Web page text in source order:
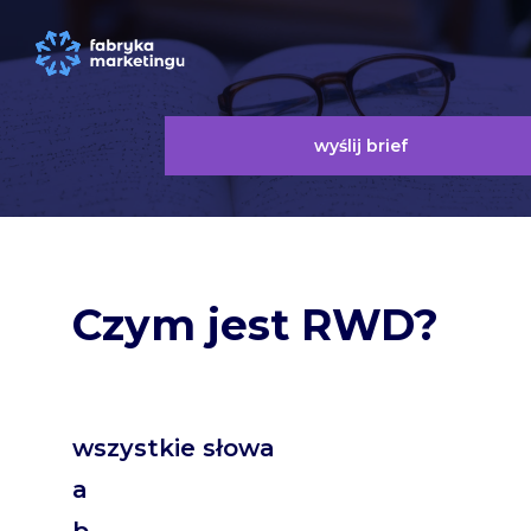
wyślij brief
Czym jest RWD?
wszystkie słowa
a